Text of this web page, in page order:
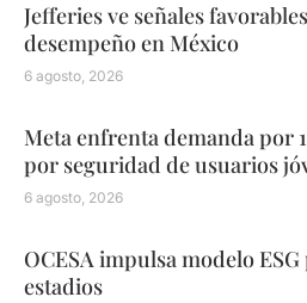
Jefferies ve señales
desempeño en México
6 agosto, 2026
Meta enfrenta demanda por
por seguridad de usuarios
6 agosto, 2026
OCESA impulsa modelo
estadios